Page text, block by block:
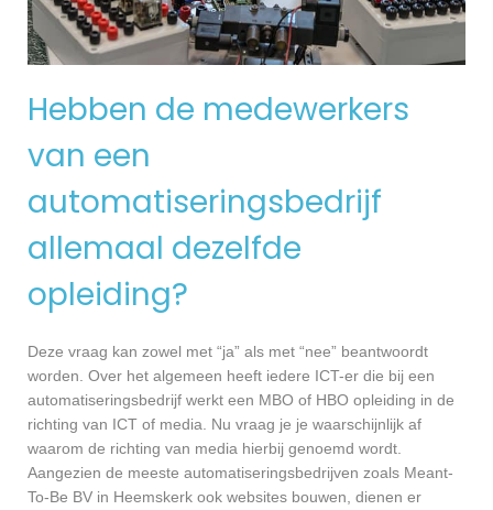
Hebben de medewerkers
van een
automatiseringsbedrijf
allemaal dezelfde
opleiding?
Deze vraag kan zowel met “ja” als met “nee” beantwoordt
worden. Over het algemeen heeft iedere ICT-er die bij een
automatiseringsbedrijf werkt een MBO of HBO opleiding in de
richting van ICT of media. Nu vraag je je waarschijnlijk af
waarom de richting van media hierbij genoemd wordt.
Aangezien de meeste automatiseringsbedrijven zoals Meant-
To-Be BV in Heemskerk ook websites bouwen, dienen er